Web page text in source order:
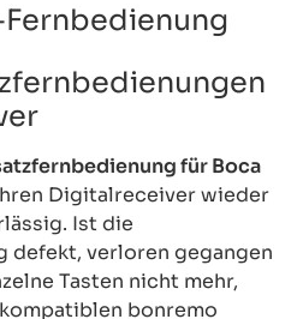
für Boca
Digitalreceiver wieder
Ist die
defekt, verloren gegangen
Tasten nicht mehr,
bonremo